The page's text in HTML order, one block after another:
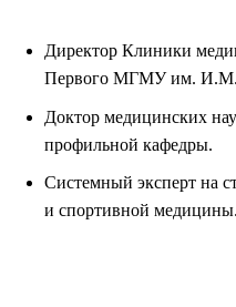
Директор Клиники
Первого МГМУ им. И.М.
Доктор медицинских
профильной кафедры.
Системный эксперт на
и спортивной медицины.